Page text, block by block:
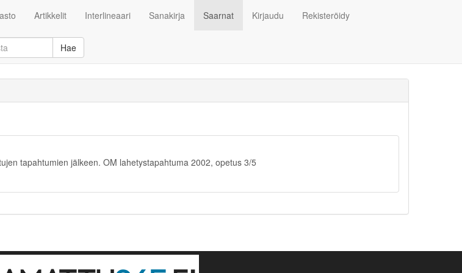
Artikkelit Interlineaari Sanakirja Saarnat Kirjaudu Rekisteröidy
Hae
tapahtumien jälkeen. OM lahetystapahtuma 2002, opetus 3/5